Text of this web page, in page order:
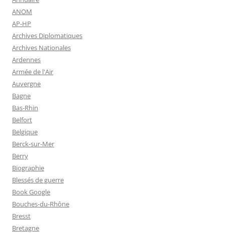
ANOM
AP-HP
Archives Diplomatiques
Archives Nationales
Ardennes
Armée de l'Air
Auvergne
Bagne
Bas-Rhin
Belfort
Belgique
Berck-sur-Mer
Berry
Biographie
Blessés de guerre
Book Google
Bouches-du-Rhône
Bresst
Bretagne